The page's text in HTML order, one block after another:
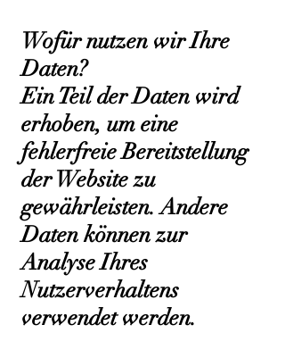
Wofür nutzen wir Ihre
Daten?
Ein Teil der Daten wird
erhoben, um eine
fehlerfreie Bereitstellung
der Website zu
gewährleisten. Andere
Daten können zur
Analyse Ihres
Nutzerverhaltens
verwendet werden.